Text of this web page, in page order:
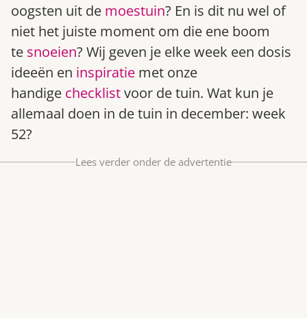
Gardeners’ World 08/2026
Bestel nu
oogsten uit de moestuin? En is dit nu wel of
niet het juiste moment om die ene boom
te snoeien? Wij geven je elke week een dosis
ideeën en inspiratie met onze
handige checklistvoor de tuin. Wat kun je
allemaal doen in de tuin in december: week
52?
Lees verder onder de advertentie